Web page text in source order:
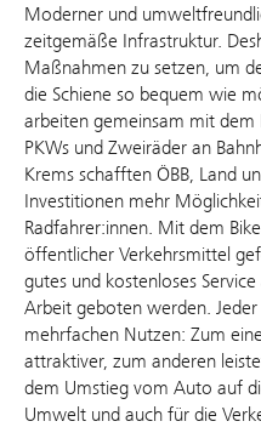
Moderner und
zeitgemäße Infrastruktur.
Maßnahmen zu setzen, um
die Schiene so bequem wie
arbeiten gemeinsam mit
PKWs und Zweiräder an
Krems schafften ÖBB, Land
Investitionen mehr
Radfahrer:innen. Mit dem
öffentlicher Verkehrsmittel
gutes und kostenloses
Arbeit geboten werden.
mehrfachen Nutzen: Zum
attraktiver, zum anderen
dem Umstieg vom Auto auf
Umwelt und auch für die